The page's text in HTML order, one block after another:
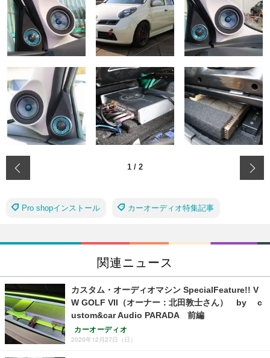
1 / 2
Pro shopインストール カーオーディオ特集記事
関連ニュース
カスタム・オーディオマシン SpecialFeature!! V
W GOLF VII（オーナー：北田敦士さん） by c
ustom&car Audio PARADA 前編
カーオーディオ
2020年12月27日（日）